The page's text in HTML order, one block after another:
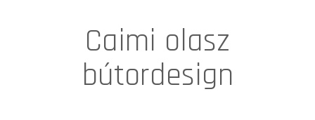
Caimi olasz
bútordesign